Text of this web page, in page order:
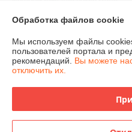
Юридическое лицо:ЧПТУП
Регистрационный номер ЕГР:
УНП: 191499355
Регистрационный орган:
Дата регистрации компании:
Обработка файлов cookie
Мы используем файлы
пользователей портала и
рекомендаций. Вы можете
отключить их.